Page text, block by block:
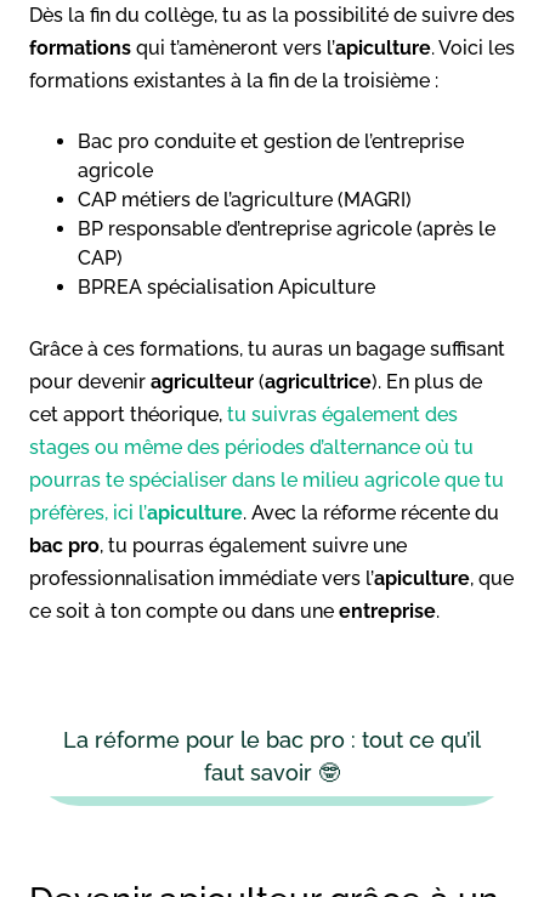
Dès la fin du collège, tu as la possibilité de suivre des
formations qui t’amèneront vers l’apiculture. Voici les
formations existantes à la fin de la troisième :
Bac pro conduite et gestion de l’entreprise
agricole
CAP métiers de l’agriculture (MAGRI)
BP responsable d’entreprise agricole (après le
CAP)
BPREA spécialisation Apiculture
Grâce à ces formations, tu auras un bagage suffisant
pour devenir agriculteur (agricultrice). En plus de
cet apport théorique, tu suivras également des
stages ou même des périodes d’alternance où tu
pourras te spécialiser dans le milieu agricole que tu
préfères, ici l’apiculture. Avec la réforme récente du
bac pro, tu pourras également suivre une
professionnalisation immédiate vers l’apiculture, que
ce soit à ton compte ou dans une entreprise.
La réforme pour le bac pro : tout ce qu’il
faut savoir 🤓